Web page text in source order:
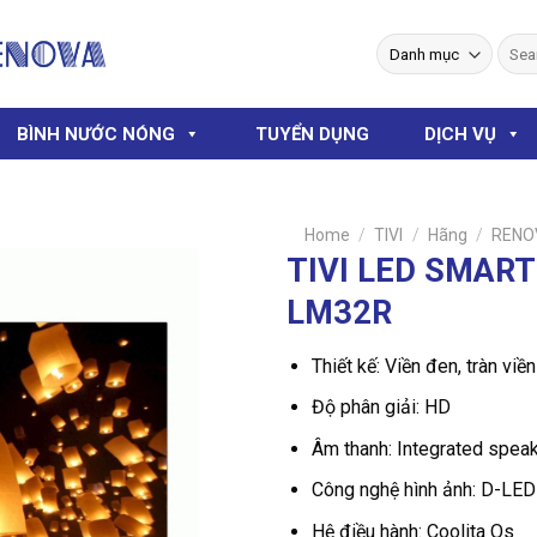
for:
BÌNH NƯỚC NÓNG TUYỂN DỤNG DỊCH VỤ
Home / TIVI / Hãng /
TIVI LED
LM32R
Thiết kế: Viền đen, tràn viền
Độ phân giải: HD
Âm thanh: Integrated
Công nghệ hình ảnh: D-LED
Hệ điều hành: Coolita Os